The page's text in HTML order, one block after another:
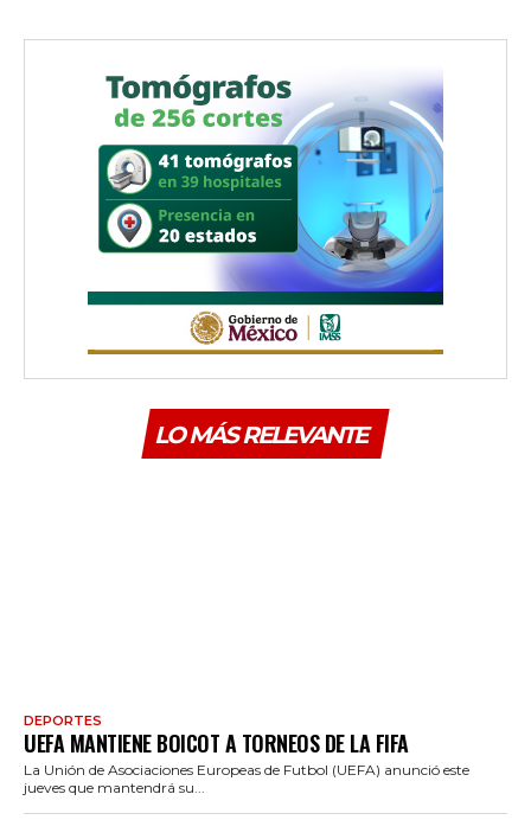
LO MÁS RELEVANTE
DEPORTES
UEFA MANTIENE BOICOT A TORNEOS DE LA FIFA
La Unión de Asociaciones Europeas de Futbol (UEFA) anunció este
jueves que mantendrá su...